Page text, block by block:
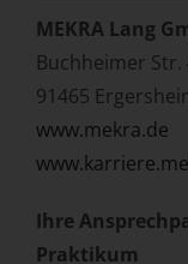
MEKRA Lang
Buchheimer Str.
91465
www.mekra.de
Ihre
Praktikum